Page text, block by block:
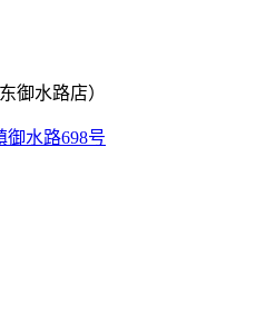
御水路店）
御水路698号